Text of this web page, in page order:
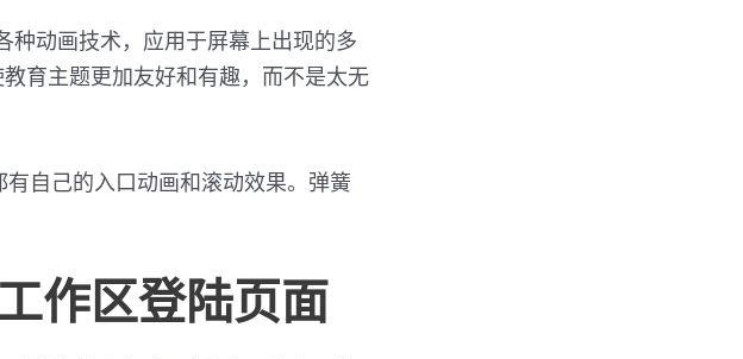
种动画技术，应用于屏幕上出现的多
育主题更加友好和有趣，而不是太无
有自己的入口动画和滚动效果。弹簧
作区登陆页面